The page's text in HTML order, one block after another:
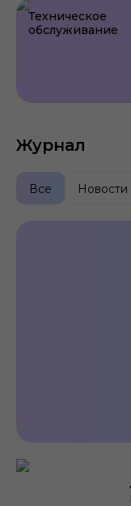
Техническое
обслуживание
Журнал
Все Новости